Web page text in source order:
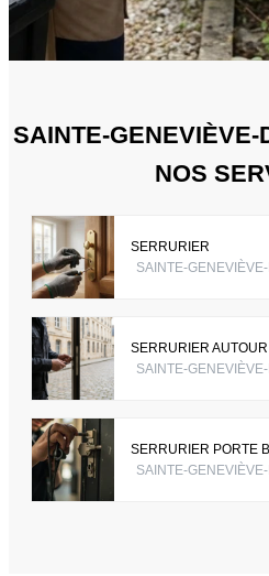
SAINTE-GENEVIÈVE-
NOS
SERRURIER
SAINTE-
SERRURIER
SAINTE-
SERRURIER PORTE
SAINTE-